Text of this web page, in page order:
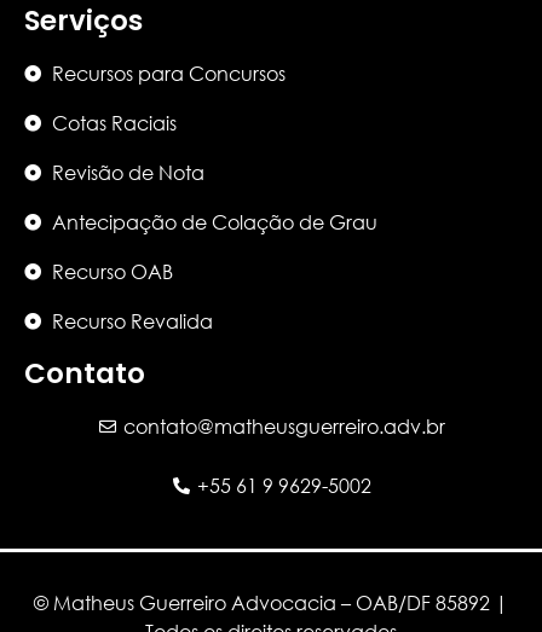
Serviços
Recursos para Concursos
Cotas Raciais
Revisão de Nota
Antecipação de Colação de Grau
Recurso OAB
Recurso Revalida
Contato
contato@matheusguerreiro.adv.br
+55 61 9 9629-5002
© Matheus Guerreiro Advocacia – OAB/DF 85892 |